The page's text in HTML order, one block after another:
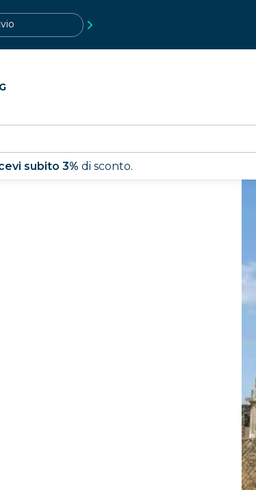
subito 3% di sconto.